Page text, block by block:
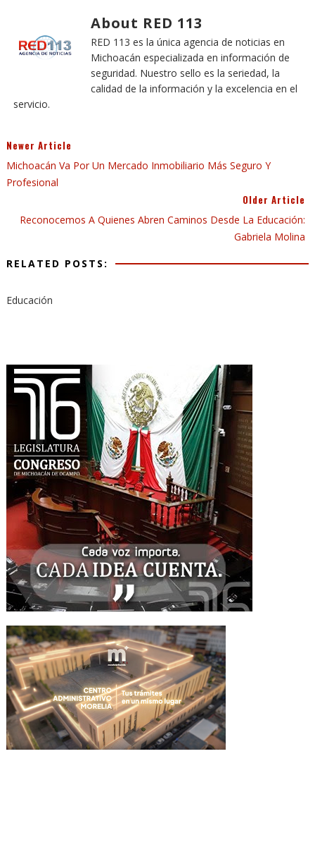
About RED 113
RED 113 es la única agencia de noticias en
Michoacán especializada en información de
seguridad. Nuestro sello es la seriedad, la
calidad de la información y la excelencia en el
servicio.
Newer Article
Michoacán Va Por Un Mercado Inmobiliario Más Seguro Y
Profesional
Older Article
Reconocemos A Quienes Abren Caminos Desde La Educación:
Gabriela Molina
RELATED POSTS:
Educación